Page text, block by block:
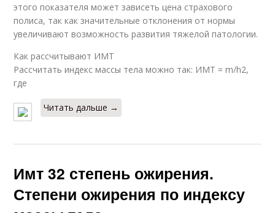
этого показателя может зависеть цена страхового
полиса, так как значительные отклонения от нормы
увеличивают возможность развития тяжелой патологии.
Как рассчитывают ИМТ
Рассчитать индекс массы тела можно так: ИМТ = m/h2,
где
Читать дальше →
Имт 32 степень ожирения.
Степени ожирения по индексу